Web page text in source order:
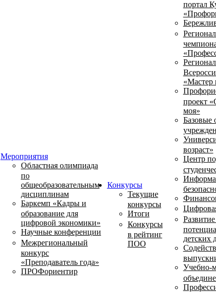
Мероприятия
Областная олимпиада
по
общеобразовательным
дисциплинам
Баркемп «Кадры и
образование для
цифровой экономики»
Научные конференции
Межрегиональный
конкурс
«Преподаватель года»
ПРОФориентир
Конкурсы
Текущие
конкурсы
Итоги
Конкурсы
в рейтинг
ПОО
портал
«Мастер
проект
моя»
Базовые
возраст»
Центр
детских
Учебно-